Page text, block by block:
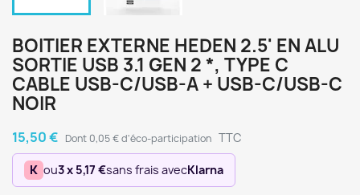
BOITIER EXTERNE HEDEN 2.5' EN ALU
SORTIE USB 3.1 GEN 2 *, TYPE C
CABLE USB-C/USB-A + USB-C/USB-C
NOIR
15,50 € Dont 0,05 € d'éco-participation TTC
K ou3 x 5,17 €sans frais avecKlarna